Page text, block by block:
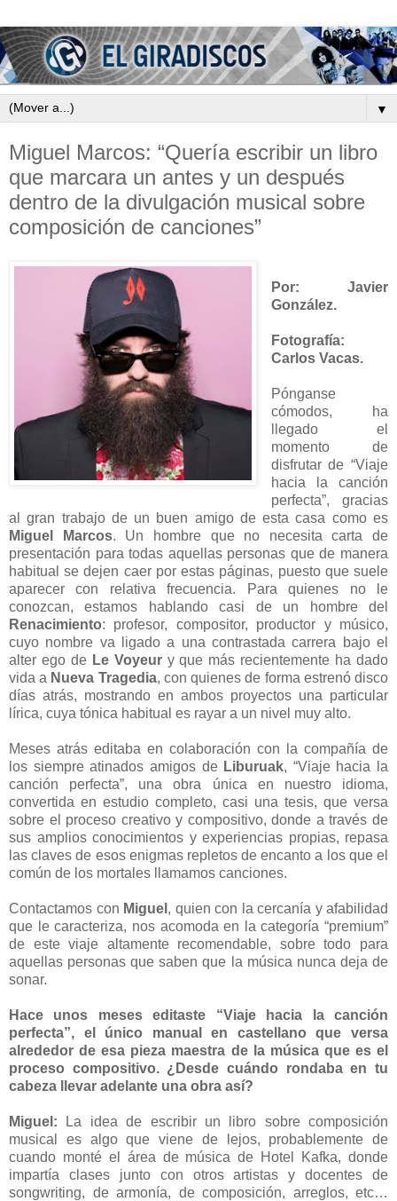
▼
Miguel Marcos: “Quería escribir un libro
que marcara un antes y un después
dentro de la divulgación musical sobre
composición de canciones”
Por: Javier
González.
Fotografía:
Carlos Vacas.
Pónganse
cómodos, ha
llegado el
momento de
disfrutar de “Viaje
hacia la canción
perfecta”, gracias
al gran trabajo de un buen amigo de esta casa como es
Miguel Marcos. Un hombre que no necesita carta de
presentación para todas aquellas personas que de manera
habitual se dejen caer por estas páginas, puesto que suele
aparecer con relativa frecuencia. Para quienes no le
conozcan, estamos hablando casi de un hombre del
Renacimiento: profesor, compositor, productor y músico,
cuyo nombre va ligado a una contrastada carrera bajo el
alter ego de Le Voyeury que más recientemente ha dado
vida a Nueva Tragedia, con quienes de forma estrenó disco
días atrás, mostrando en ambos proyectos una particular
lírica, cuya tónica habitual es rayar a un nivel muy alto.
Meses atrás editaba en colaboración con la compañía de
los siempre atinados amigos de Liburuak, “Viaje hacia la
canción perfecta”, una obra única en nuestro idioma,
convertida en estudio completo, casi una tesis, que versa
sobre el proceso creativo y compositivo, donde a través de
sus amplios conocimientos y experiencias propias, repasa
las claves de esos enigmas repletos de encanto a los que el
común de los mortales llamamos canciones.
Contactamos con Miguel , quien con la cercanía y afabilidad
que le caracteriza, nos acomoda en la categoría “premium”
de este viaje altamente recomendable, sobre todo para
aquellas personas que saben que la música nunca deja de
sonar.
Hace unos meses editaste “Viaje hacia la canción
perfecta”, el único manual en castellano que versa
alrededor de esa pieza maestra de la música que es el
proceso compositivo. ¿Desde cuándo rondaba en tu
cabeza llevar adelante una obra así?
Miguel: La idea de escribir un libro sobre composición
musical es algo que viene de lejos, probablemente de
cuando monté el área de música de Hotel Kafka, donde
impartía clases junto con otros artistas y docentes de
songwriting, de armonía, de composición, arreglos, etc…